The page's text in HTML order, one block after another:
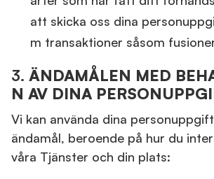
att skicka oss dina
m transaktioner såsom
3. ÄNDAMÅLEN MED
N AV DINA
Vi kan använda dina
ändamål, beroende på hur du
våra Tjänster och din plats: